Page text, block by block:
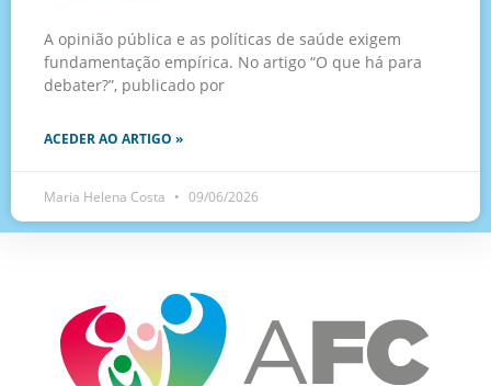
A opinião pública e as políticas de saúde exigem
fundamentação empírica. No artigo “O que há para
debater?”, publicado por
ACEDER AO ARTIGO »
Maria Helena Costa 09/06/2026